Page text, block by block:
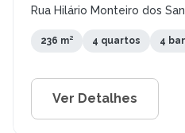
Rua Hilário Monteiro dos
236 m² 4 quartos 4
Ver Detalhes